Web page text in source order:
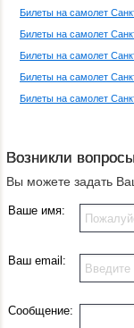
Билеты на самолет
Билеты на самолет
Билеты на самолет
Билеты на самолет
Билеты на самолет
Возникли
Вы можете задать
Ваше имя:
Ваш email:
Сообщение: